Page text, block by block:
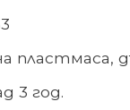
пластмаса,
3 год.